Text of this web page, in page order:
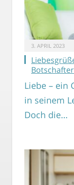
3. APRIL 2023
Liebe – ein
in seinem
Doch die…